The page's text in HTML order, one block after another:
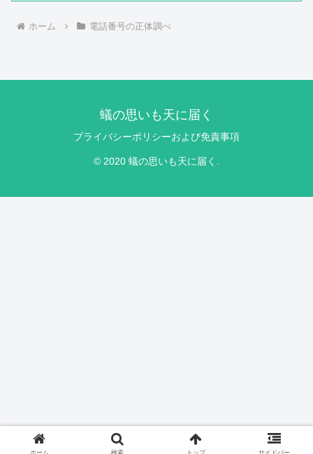
ホーム 電話番号の正体調べ
蟻の思いも天に届く
プライバシーポリシーおよび免責事項
© 2020 蟻の思いも天に届く.
ホーム 検索 トップ サイドバー